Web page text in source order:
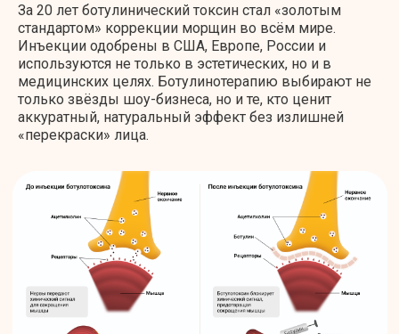
За 20 лет ботулинический токсин стал «золотым
стандартом» коррекции морщин во всём мире.
Инъекции одобрены в США, Европе, России и
используются не только в эстетических, но и в
медицинских целях. Ботулинотерапию выбирают не
только звёзды шоу-бизнеса, но и те, кто ценит
аккуратный, натуральный эффект без излишней
«перекраски» лица.